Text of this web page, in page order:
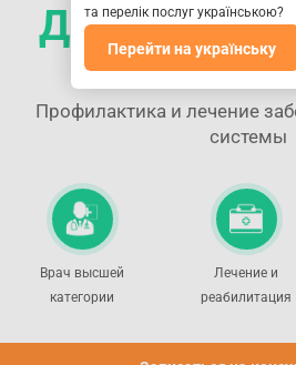
Детский
Профилактика и лечение
системы
Врач высшей
категории
Лечение и
реабилитация
та перелік послуг українською?
Перейти на українську